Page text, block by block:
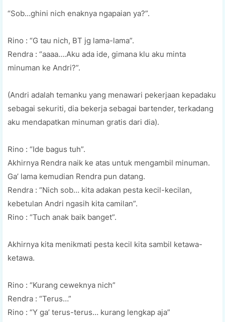
“Sob…ghini nich enaknya ngapaian ya?”.
Rino : “G tau nich, BT jg lama-lama”.
Rendra : “aaaa….Aku ada ide, gimana klu aku minta
minuman ke Andri?”.
(Andri adalah temanku yang menawari pekerjaan kepadaku
sebagai sekuriti, dia bekerja sebagai bartender, terkadang
aku mendapatkan minuman gratis dari dia).
Rino : “Ide bagus tuh”.
Akhirnya Rendra naik ke atas untuk mengambil minuman.
Ga’ lama kemudian Rendra pun datang.
Rendra : “Nich sob… kita adakan pesta kecil-kecilan,
kebetulan Andri ngasih kita camilan”.
Rino : “Tuch anak baik banget”.
Akhirnya kita menikmati pesta kecil kita sambil ketawa-
ketawa.
Rino : “Kurang ceweknya nich”
Rendra : “Terus…”
Rino : “Y ga’ terus-terus… kurang lengkap aja”